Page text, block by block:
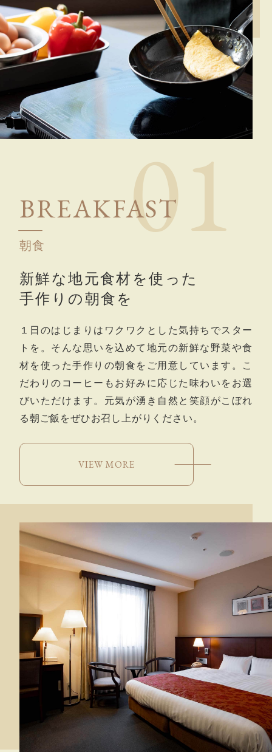
01
BREAKFAST
朝食
新鮮な地元食材を使った
手作りの朝食を
１日のはじまりはワクワクとした気持ちでスター
トを。そんな思いを込めて地元の新鮮な野菜や食
材を使った手作りの朝食をご用意しています。こ
だわりのコーヒーもお好みに応じた味わいをお選
びいただけます。元気が湧き自然と笑顔がこぼれ
る朝ご飯をぜひお召し上がりください。
VIEW MORE